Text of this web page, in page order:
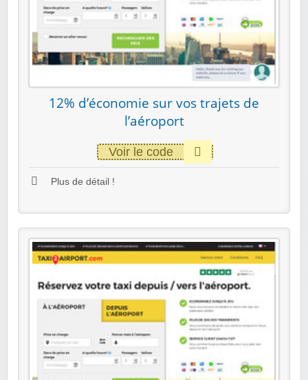
12% d’économie sur vos trajets de
l’aéroport
Voir le code
Plus de détail !